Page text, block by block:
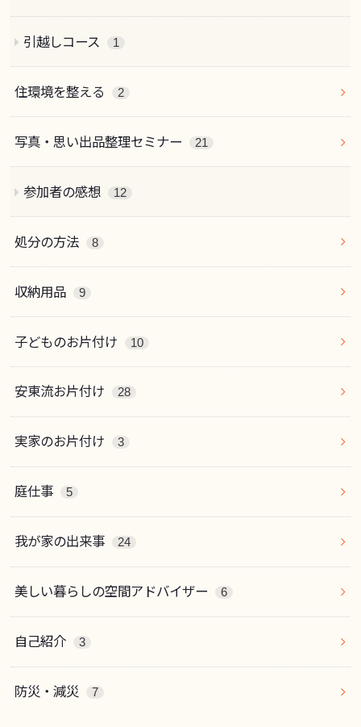
引越しコース 1
住環境を整える 2
写真・思い出品整理セミナー 21
参加者の感想 12
処分の方法 8
収納用品 9
子どものお片付け 10
安東流お片付け 28
実家のお片付け 3
庭仕事 5
我が家の出来事 24
美しい暮らしの空間アドバイザー 6
自己紹介 3
防災・減災 7